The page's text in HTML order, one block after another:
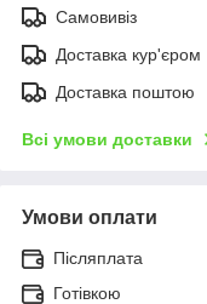
Самовивіз
Доставка кур'єром
Доставка поштою
Всі умови доставки
Умови оплати
Післяплата
Готівкою